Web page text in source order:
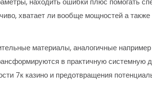
хватает ли вообще мощностей а
материалы, аналогичные например
в практичную системную
7к казино и предотвращения